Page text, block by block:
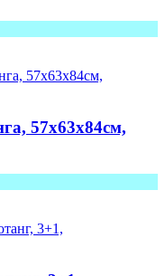
57x63x84см,